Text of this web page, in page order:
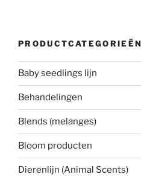
PRODUCTCATEGORIEËN
Baby seedlings lijn
Behandelingen
Blends (melanges)
Bloom producten
Dierenlijn (Animal Scents)